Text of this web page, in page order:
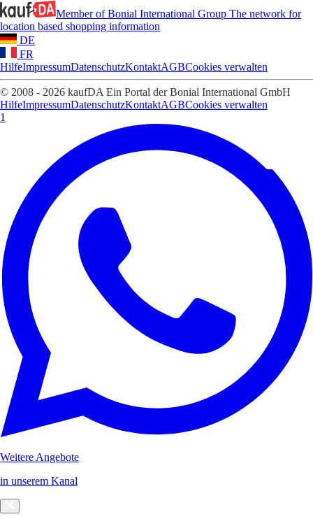
Member of Bonial International Group The network for
location based shopping information
DE
FR
HilfeImpressumDatenschutzKontaktAGBCookies verwalten
© 2008 - 2026 kaufDA Ein Portal der Bonial International GmbH
HilfeImpressumDatenschutzKontaktAGBCookies verwalten
1
Weitere Angebote
in unserem Kanal